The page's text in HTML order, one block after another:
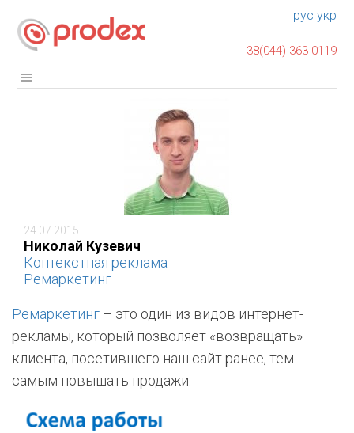
рус укр
+38(044) 363 0119
24 07 2015
Николай Кузевич
Контекстная реклама
Ремаркетинг
Ремаркетинг – это один из видов интернет-
рекламы, который позволяет «возвращать»
клиента, посетившего наш сайт ранее, тем
самым повышать продажи.